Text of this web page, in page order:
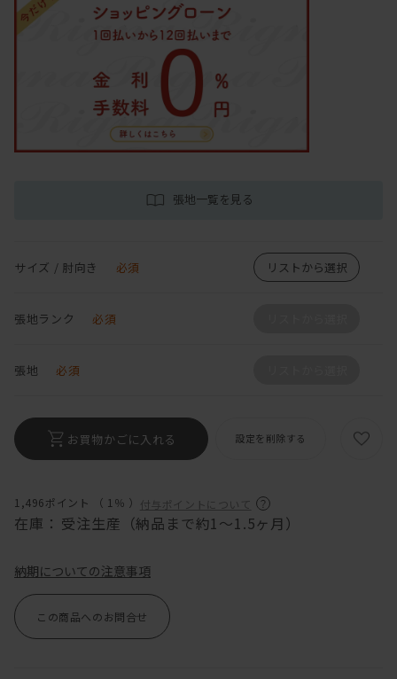
1,496ポイント （ 1％ ） 付与ポイントについて
在庫： 受注生産（納品まで約1〜1.5ヶ月）
張地一覧を見る
サイズ / 肘向き 必須 リストから選択
張地ランク 必須
張地 必須
お買物かごに入れる 設定を削除する
納期についての注意事項
この商品へのお問合せ